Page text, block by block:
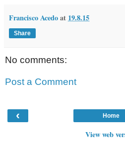
Francisco Acedoat 19.8.15
Share
No comments:
Post a Comment
‹ Home
View web